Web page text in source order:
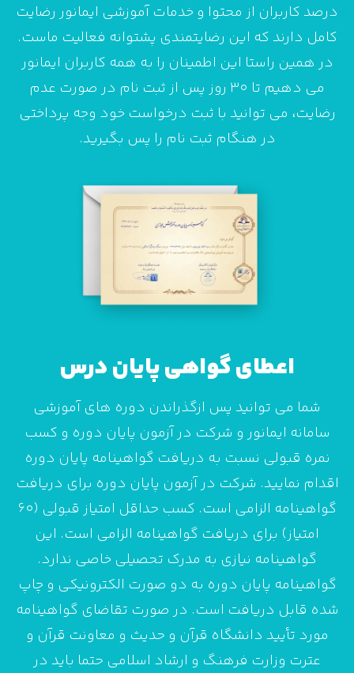
درصد کاربران از محتوا و خدمات آموزشی ایمانور رضایت
کامل دارند که این رضایتمندی پشتوانه فعالیت ماست.
در همین راستا این اطمینان را به همه کاربران ایمانور
می دهیم تا 30 روز پس از ثبت نام در صورت عدم
رضایت، می توانید با ثبت درخواست خود وجه پرداختی
در هنگام ثبت نام را پس بگیرید.
اعطای گواهی پایان درس
شما می توانید پس ازگذراندن دوره های آموزشی
سامانه ایمانور و شرکت در آزمون پایان دوره و کسب
نمره قبولی نسبت به دریافت گواهینامه پایان دوره
اقدام نمایید. شرکت در آزمون پایان دوره برای دریافت
گواهینامه الزامی است. کسب حداقل امتیاز قبولی (60
امتیاز) برای دریافت گواهینامه الزامی است. این
گواهینامه نیازی به مدرک تحصیلی خاصی ندارد.
گواهینامه پایان دوره به دو صورت الکترونیکی و چاپ
شده قابل دریافت است. در صورت تقاضای گواهینامه
مورد تأیید دانشگاه قرآن و حدیث و معاونت قرآن و
عترت وزارت فرهنگ و ارشاد اسلامی حتما باید در